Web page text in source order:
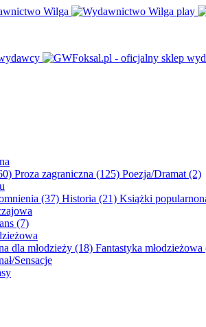
Proza zagraniczna (125) Poezja/Dramat (2)
(37) Historia (21) Książki
(7)
dla młodzieży (18) Fantastyka młodzieżowa
Sensacje